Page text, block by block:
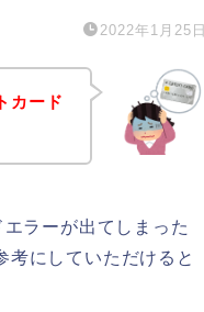
2022年1月25日
カード
ラーが出てしまった
考にしていただけると